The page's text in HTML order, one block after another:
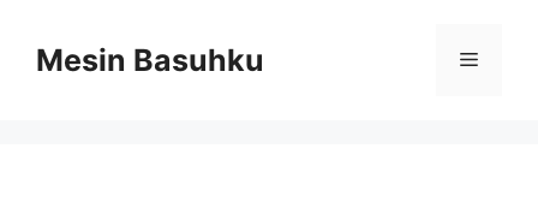
contentMesin Basuhku Menu